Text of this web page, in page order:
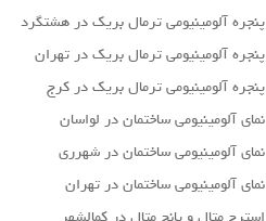
پنجره آلومینیومی ترمال بریک در هشتگرد
پنجره آلومینیومی ترمال بریک در تهران
پنجره آلومینیومی ترمال بریک در کرج
نمای آلومینیومی ساختمان در لواسان
نمای آلومینیومی ساختمان در شهرری
نمای آلومینیومی ساختمان در تهران